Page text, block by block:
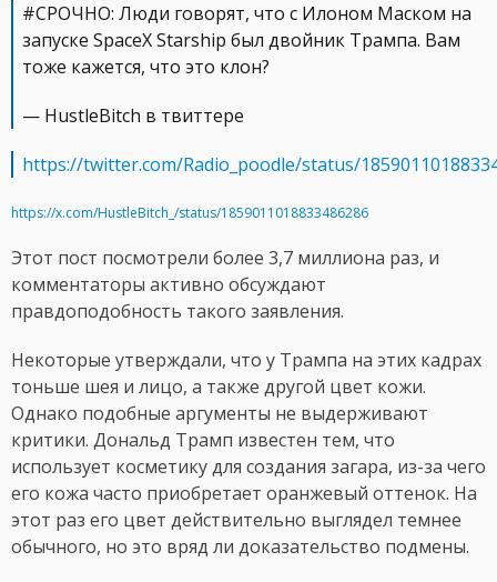
#СРОЧНО: Люди говорят, что с Илоном Маском на
запуске SpaceX Starship был двойник Трампа. Вам
тоже кажется, что это клон?
— HustleBitch в твиттере
https://twitter.com/Radio_poodle/status/
https://x.com/HustleBitch_/status/1859011018833486286
Этот пост посмотрели более 3,7 миллиона раз, и
комментаторы активно обсуждают
правдоподобность такого заявления.
Некоторые утверждали, что у Трампа на этих кадрах
тоньше шея и лицо, а также другой цвет кожи.
Однако подобные аргументы не выдерживают
критики. Дональд Трамп известен тем, что
использует косметику для создания загара, из-за чего
его кожа часто приобретает оранжевый оттенок. На
этот раз его цвет действительно выглядел темнее
обычного, но это вряд ли доказательство подмены.